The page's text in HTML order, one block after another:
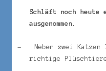
Schläft noch heute
ausgenommen.
–
Neben zwei
richtige